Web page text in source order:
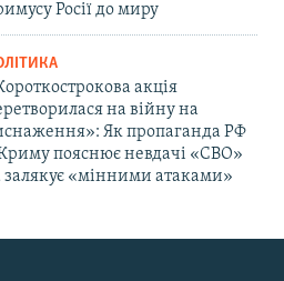
Росії до миру
акція
на війну на
Як пропаганда РФ
пояснює невдачі «СВО»
залякує «мінними атаками»